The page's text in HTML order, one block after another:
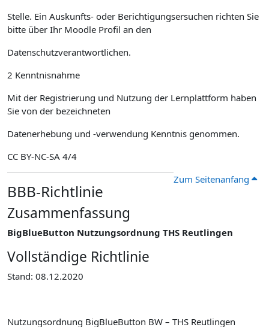
Stelle. Ein Auskunfts- oder Berichtigungsersuchen richten Sie
bitte über Ihr Moodle Profil an den
Datenschutzverantwortlichen.
2 Kenntnisnahme
Mit der Registrierung und Nutzung der Lernplattform haben
Sie von der bezeichneten
Datenerhebung und -verwendung Kenntnis genommen.
CC BY-NC-SA 4/4
Zum Seitenanfang
BBB-Richtlinie
Zusammenfassung
BigBlueButton Nutzungsordnung THS Reutlingen
Vollständige Richtlinie
Stand: 08.12.2020
Nutzungsordnung BigBlueButton BW – THS Reutlingen